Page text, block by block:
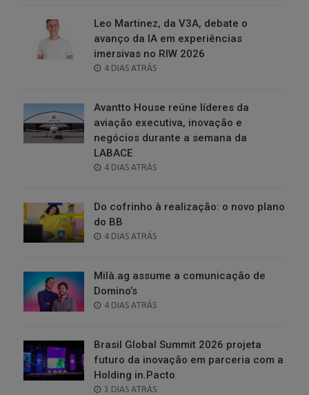
Leo Martinez, da V3A, debate o
avanço da IA em experiências
imersivas no RIW 2026
POSTED
4 DIAS ATRÁS
Avantto House reúne líderes da
aviação executiva, inovação e
negócios durante a semana da
LABACE
POSTED
4 DIAS ATRÁS
Do cofrinho à realização: o novo plano
do BB
POSTED
4 DIAS ATRÁS
Milà.ag assume a comunicação de
Domino’s
POSTED
4 DIAS ATRÁS
Brasil Global Summit 2026 projeta
futuro da inovação em parceria com a
Holding in.Pacto
POSTED
3 DIAS ATRÁS